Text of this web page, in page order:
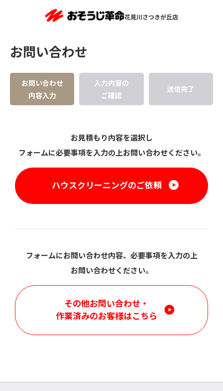
花見川さつきが丘店
お問い合わせ
お問い合わせ
内容入力
入力内容の
ご確認
送信完了
お見積もり内容を選択し
フォームに必要事項を入力の上お問い合わせください。
ハウスクリーニングのご依頼
フォームにお問い合わせ内容、必要事項を入力の上
お問い合わせください。
その他お問い合わせ・
作業済みのお客様はこちら